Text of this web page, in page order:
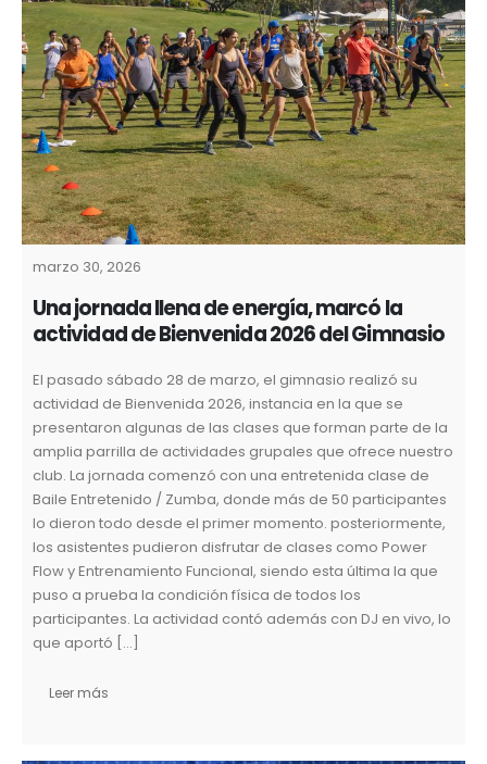
marzo 30, 2026
Una jornada llena de energía, marcó la
actividad de Bienvenida 2026 del Gimnasio
El pasado sábado 28 de marzo, el gimnasio realizó su
actividad de Bienvenida 2026, instancia en la que se
presentaron algunas de las clases que forman parte de la
amplia parrilla de actividades grupales que ofrece nuestro
club. La jornada comenzó con una entretenida clase de
Baile Entretenido / Zumba, donde más de 50 participantes
lo dieron todo desde el primer momento. posteriormente,
los asistentes pudieron disfrutar de clases como Power
Flow y Entrenamiento Funcional, siendo esta última la que
puso a prueba la condición física de todos los
participantes. La actividad contó además con DJ en vivo, lo
que aportó […]
Leer más